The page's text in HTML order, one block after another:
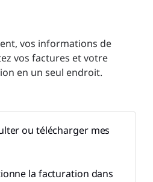
vos informations de
vos factures et votre
en un seul endroit.
ou télécharger mes
la facturation dans